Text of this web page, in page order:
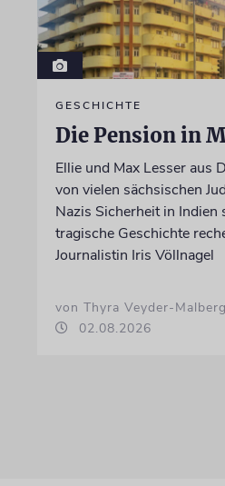
GESCHICHTE
Die Pension in
Ellie und Max Lesser aus
von vielen sächsischen
Nazis Sicherheit in Indien
tragische Geschichte
Journalistin Iris Völlnagel
von Thyra Veyder-Malberg
02.08.2026